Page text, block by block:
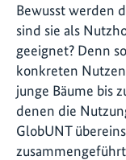
Bewusst werden
sind sie als
geeignet? Denn
konkreten
junge Bäume bis
denen die
GlobUNT